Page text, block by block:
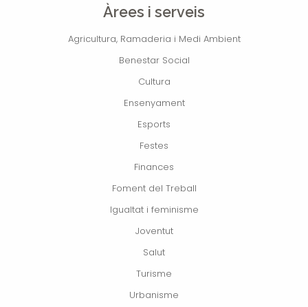
Àrees i serveis
Agricultura, Ramaderia i Medi Ambient
Benestar Social
Cultura
Ensenyament
Esports
Festes
Finances
Foment del Treball
Igualtat i feminisme
Joventut
Salut
Turisme
Urbanisme